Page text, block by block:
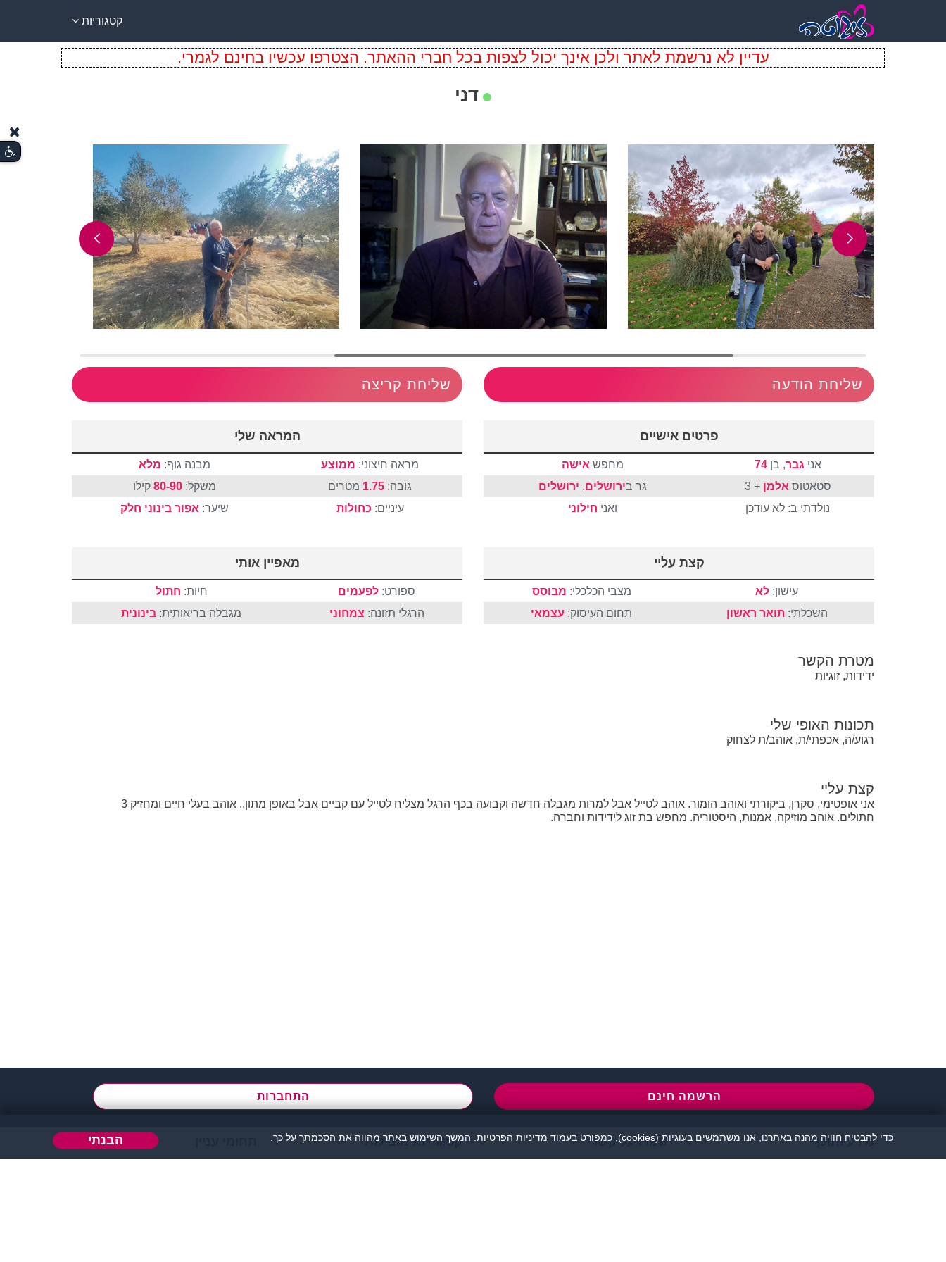
קטגוריות
עדיין לא נרשמת לאתר ולכן אינך יכול לצפות בכל חברי ההאתר. הצטרפו עכשיו בחינם לגמרי.
דני
שליחת הודעה שליחת קריצה
פרטים אישיים
אני גבר, בן74 מחפש אישה
סטאטוס אלמן + 3 גר בירושלים, ירושלים
נולדתי ב: לא עודכן
ואני חילוני
המראה שלי
מראה חיצוני: ממוצע מבנה גוף: מלא
גובה: 1.75 מטרים משקל: 80-90 קילו
עיניים: כחולות שיער: אפור בינוני חלק
קצת עליי
עישון: לא מצבי הכלכלי: מבוסס
השכלתי:תואר ראשון תחום העיסוק: עצמאי
מאפיין אותי
ספורט: לפעמים חיות: חתול
הרגלי תזונה: צמחוני מגבלה בריאותית: בינונית
מטרת הקשר
ידידות, זוגיות
תכונות האופי שלי
רגוע/ה, אכפתי/ת, אוהב/ת לצחוק
קצת עליי
אני אופטימי, סקרן, ביקורתי ואוהב הומור. אוהב לטייל אבל למרות מגבלה חדשה וקבועה בכף הרגל מצליח לטייל עם קביים אבל באופן מתון.. אוהב בעלי חיים ומחזיק 3
חתולים. אוהב מוזיקה, אמנות, היסטוריה. מחפש בת זוג לידידות וחברה.
הרשמה חינם התחברות 077-5030670
מידע ותוכן שמרו על קשר קטגוריות מובילות כדי להבטיח חוויה מהנה באתרנו, אנו משתמשים בעוגיות (cookies), כמפורט בעמוד מדיניות הפרטיות . המשך השימוש באתר מהווה את הסכמתך על כך. הבנתי